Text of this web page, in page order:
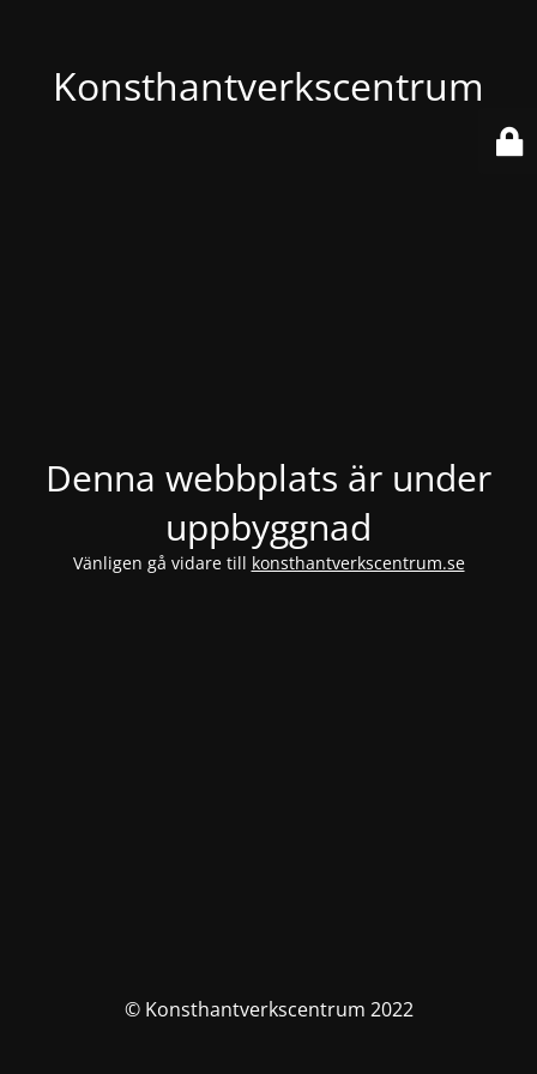
Konsthantverkscentrum
Denna webbplats är under
uppbyggnad
Vänligen gå vidare till konsthantverkscentrum.se
© Konsthantverkscentrum 2022